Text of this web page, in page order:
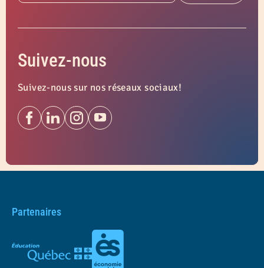
Suivez-nous
Suivez-nous sur nos réseaux sociaux!
Partenaires